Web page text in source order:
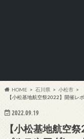
HOME 石川県
小松市
【小松基地航空祭2022】開催レ
2022.09.19
【小松基地航空